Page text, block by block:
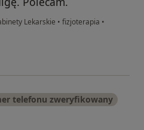
Lekarskie • fizjoterapia •
telefonu zweryfikowany